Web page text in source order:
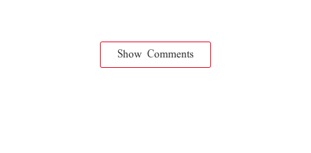
Show Comments